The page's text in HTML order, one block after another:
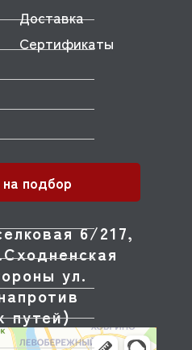
6/217,
ул.
путей)
Доставка
Сертификаты
подбор